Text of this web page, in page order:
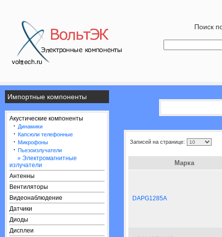
Поиск
Импортные компоненты
Акустические компоненты
· Динамики
· Капсюли телефонные
· Микрофоны
· Пьезоизлучатели
» Электромагнитные
излучатели
Антенны
Вентиляторы
Видеонаблюдение
Датчики
Диоды
Дисплеи
Записей на странице:
Марка
DAPG1285A